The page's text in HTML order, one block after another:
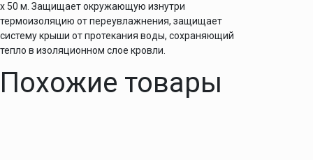
х 50 м. Защищает окружающую изнутри
термоизоляцию от переувлажнения, защищает
систему крыши от протекания воды, сохраняющий
тепло в изоляционном слое кровли.
Похожие товары